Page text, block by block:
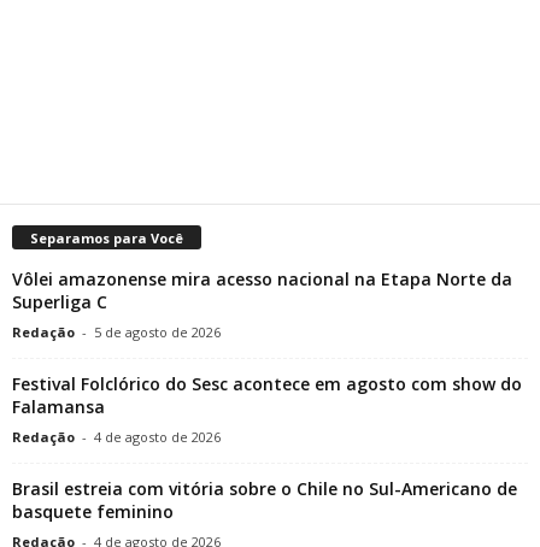
Separamos para Você
Vôlei amazonense mira acesso nacional na Etapa Norte da
Superliga C
Redação - 5 de agosto de 2026
Festival Folclórico do Sesc acontece em agosto com show do
Falamansa
Redação - 4 de agosto de 2026
Brasil estreia com vitória sobre o Chile no Sul-Americano de
basquete feminino
Redação - 4 de agosto de 2026